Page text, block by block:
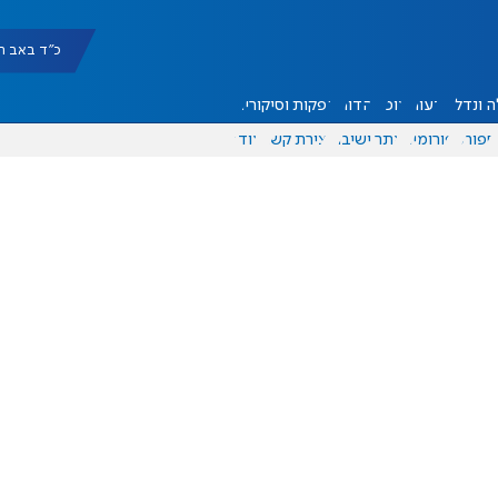
כ"ד באב תשפ"ו
ונדל"ן דעות אוכל יהדות הפקות וסיקורים
ספורט פורומים אתר ישיבה יצירת קשר עוד